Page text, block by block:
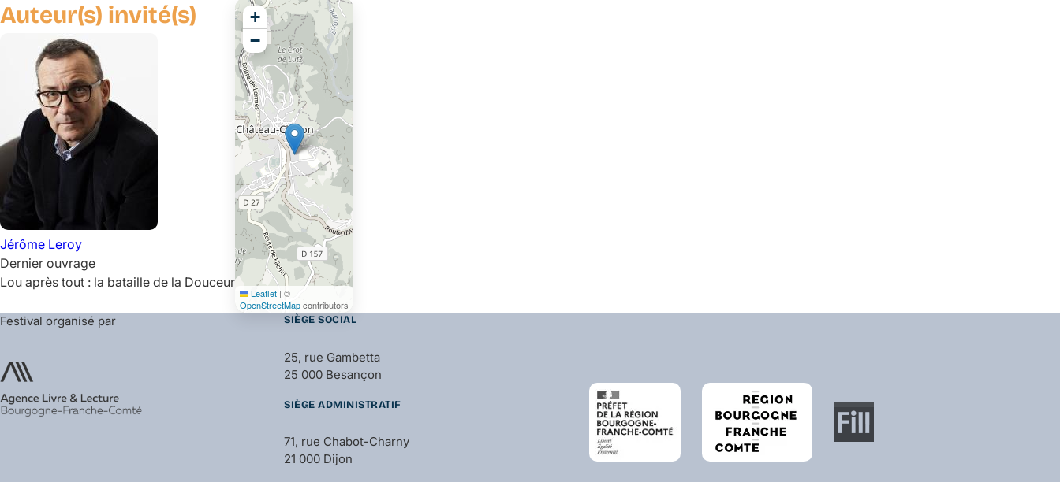
Auteur(s) invité(s)
Jérôme Leroy
Dernier ouvrage
Lou après tout : la bataille de la Douceur
+
−
Leaflet | ©
OpenStreetMapcontributors
Festival organisé par SIÈGE SOCIAL
25, rue Gambetta
25 000 Besançon
SIÈGE ADMINISTRATIF
71, rue Chabot-Charny
21 000 Dijon